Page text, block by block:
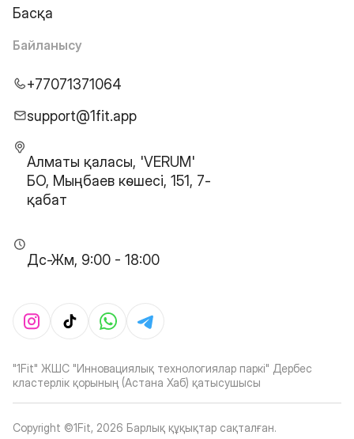
Басқа
Байланысу
+77071371064
support@1fit.app
Алматы қаласы, 'VERUM'
БО, Мыңбаев көшесі, 151, 7-
қабат
Дс-Жм, 9:00 - 18:00
"1Fit" ЖШС "Инновациялық технологиялар паркі" Дербес
кластерлік қорының (Астана Хаб) қатысушысы
Copyright ©1Fit, 2026 Барлық құқықтар сақталған.